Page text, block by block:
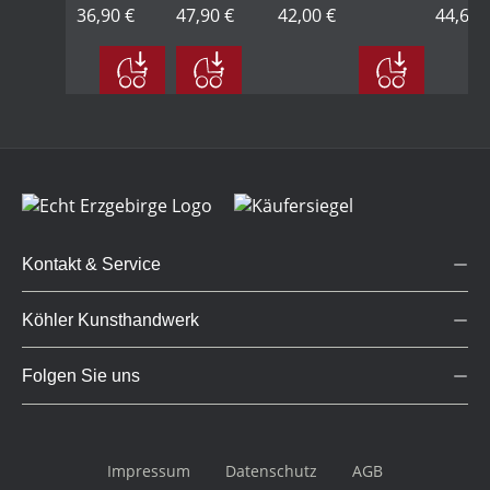
Schaukel,
36,90 € 47,90 € 42,00 € klein
44,60
Kontakt & Service
Köhler Kunsthandwerk
Folgen Sie uns
Impressum Datenschutz AGB